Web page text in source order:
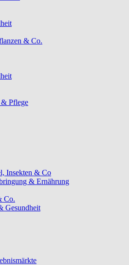
& Co.
Pflege
Insekten & Co
& Ernährung
Co.
Gesundheit